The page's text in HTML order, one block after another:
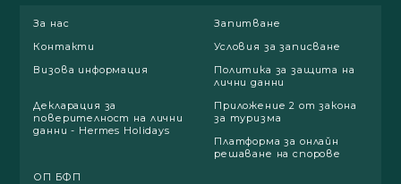
За нас
Запитване
Контакти
Условия за записване
Визова информация
Политика за защита на
лични данни
Декларация за
поверителност на лични
данни - Hermes Holidays
Приложение 2 от закона
за туризма
Платформа за онлайн
решаване на спорове
ОП БФП